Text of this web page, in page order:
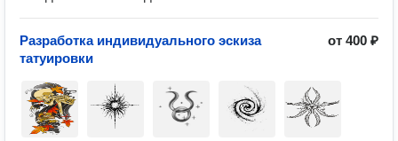
Разработка индивидуального эскиза
татуировки
от 400 ₽